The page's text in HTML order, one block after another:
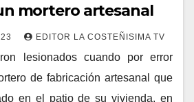
mortero artesanal
EDITOR LA COSTEÑISIMA TV
lesionados cuando por error
de fabricación artesanal que
en el patio de su vivienda, en